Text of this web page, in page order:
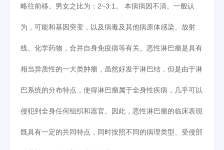
略往前移。男女之比为：2~3:1。 本病病因不清。一般认
为，可能和基因突变，以及病毒及其他病原体感染、放射
线、化学药物，合并自身免疫病等有关。恶性淋巴瘤是具有
相当异质性的一大类肿瘤，虽然好发于淋巴结，但是由于淋
巴系统的分布特点，使得淋巴瘤属于全身性疾病，几乎可以
侵犯到全身任何组织和器官。因此，恶性淋巴瘤的临床表现
既具有一定的共同特点，同时按照不同的病理类型、受侵部